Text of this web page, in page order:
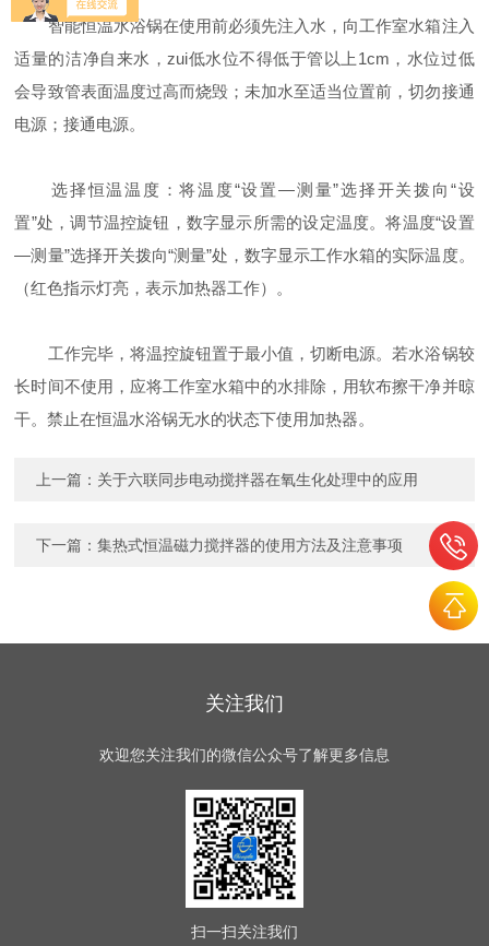
智能恒温水浴锅在使用前必须先注入水，向工作室水箱注入
适量的洁净自来水，zui低水位不得低于管以上1cm，水位过低
会导致管表面温度过高而烧毁；未加水至适当位置前，切勿接通
电源；接通电源。
选择恒温温度：将温度“设置—测量”选择开关拨向“设
置”处，调节温控旋钮，数字显示所需的设定温度。将温度“设置
—测量”选择开关拨向“测量”处，数字显示工作水箱的实际温度。
（红色指示灯亮，表示加热器工作）。
工作完毕，将温控旋钮置于最小值，切断电源。若水浴锅较
长时间不使用，应将工作室水箱中的水排除，用软布擦干净并晾
干。禁止在恒温水浴锅无水的状态下使用加热器。
上一篇： 关于六联同步电动搅拌器在氧生化处理中的应用
下一篇：集热式恒温磁力搅拌器的使用方法及注意事项
关注我们
欢迎您关注我们的微信公众号了解更多信息
扫一扫关注我们